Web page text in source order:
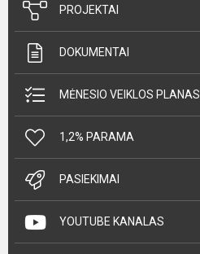
PROJEKTAI
DOKUMENTAI
MĖNESIO VEIKLOS PLANAS
1,2% PARAMA
PASIEKIMAI
YOUTUBE KANALAS